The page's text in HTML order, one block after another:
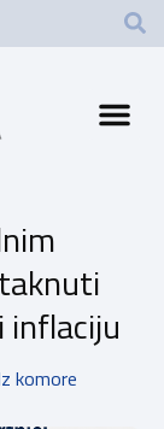
inflaciju
komore